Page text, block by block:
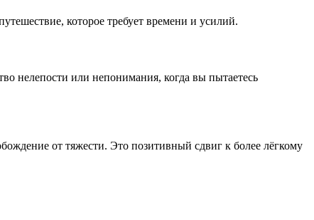
которое требует времени и усилий.
нелепости или непонимания, когда вы пытаетесь
от тяжести. Это позитивный сдвиг к более лёгкому